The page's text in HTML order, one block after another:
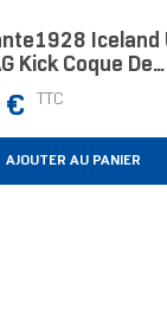
Iceland
Kick Coque De
Pour
17,5 Cm (6.9")
Noir
€ TTC
AJOUTER AU PANIER